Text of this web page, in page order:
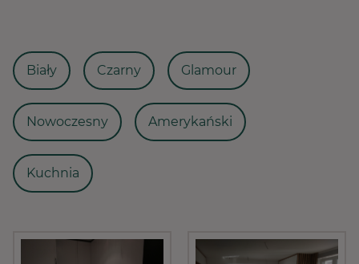
Biały Czarny Glamour
Nowoczesny Amerykański
Kuchnia